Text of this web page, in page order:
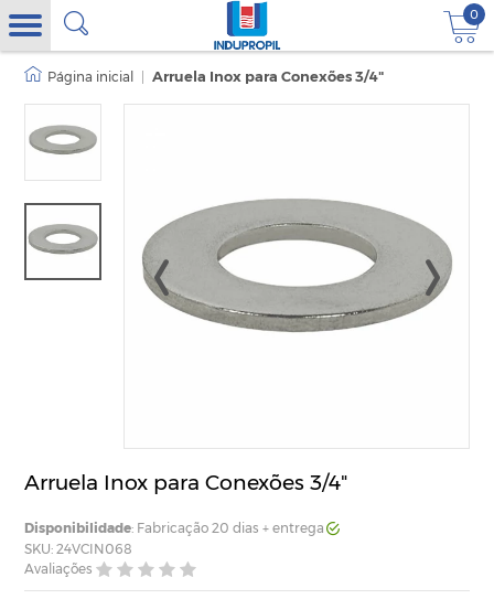
0
Arruela Inox para Conexões 3/4"
Arruela Inox para Conexões 3/4"
Disponibilidade: Fabricação 20 dias + entrega
SKU: 24VCIN068
Avaliações